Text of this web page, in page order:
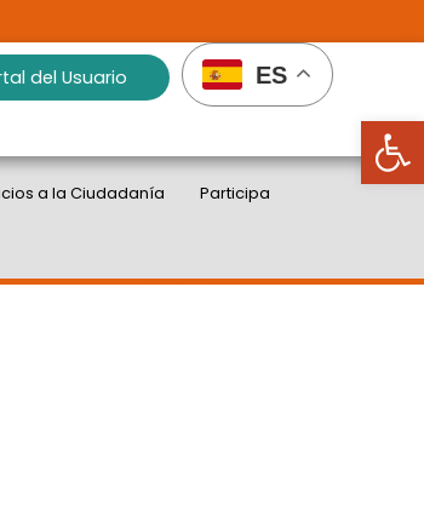
Abrir
del Usuario ES
a la Ciudadanía Participa